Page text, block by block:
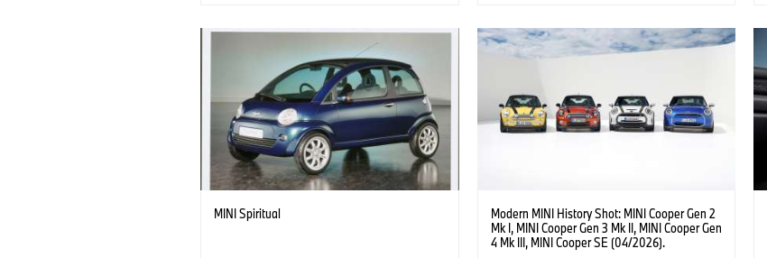
MINI Spiritual
Modern MINI History Shot: MINI Cooper Gen 2
Mk I, MINI Cooper Gen 3 Mk II, MINI Cooper Gen
4 Mk III, MINI Cooper SE (04/2026).